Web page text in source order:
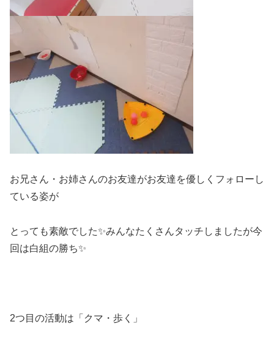
お兄さん・お姉さんのお友達がお友達を優しくフォローし
ている姿が
とっても素敵でした✨みんなたくさんタッチしましたが今
回は白組の勝ち✨
2つ目の活動は「クマ・歩く」